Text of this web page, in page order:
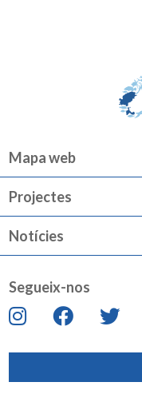
Mapa web
Projectes
Notícies
Segueix-nos